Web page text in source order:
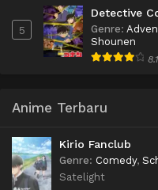
5
Detective
Genre:
Shounen
Anime Terbaru
Kirio Fanclub
Genre: Comedy,
Satelight